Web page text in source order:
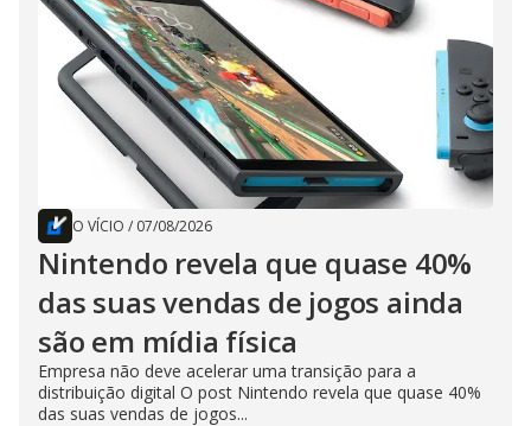
O VÍCIO / 07/08/2026
Nintendo revela que quase 40%
das suas vendas de jogos ainda
são em mídia física
Empresa não deve acelerar uma transição para a
distribuição digital O post Nintendo revela que quase 40%
das suas vendas de jogos...